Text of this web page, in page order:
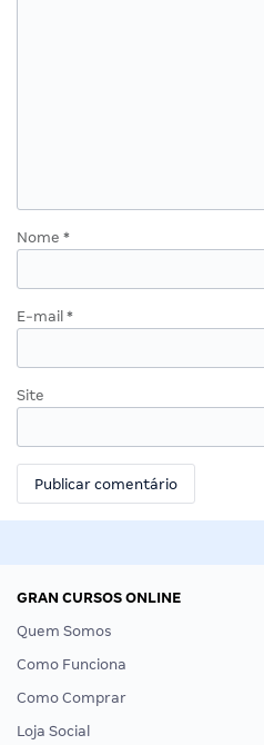
Nome *
E-mail *
Site
GRAN CURSOS ONLINE
Quem Somos
Como Funciona
Como Comprar
Loja Social